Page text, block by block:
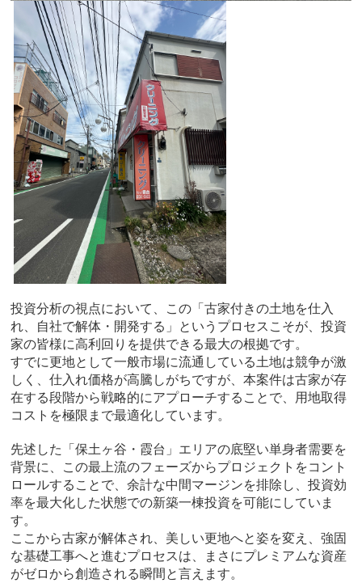
投資分析の視点において、この「古家付きの土地を仕入
れ、自社で解体・開発する」というプロセスこそが、投資
家の皆様に高利回りを提供できる最大の根拠です。
すでに更地として一般市場に流通している土地は競争が激
しく、仕入れ価格が高騰しがちですが、本案件は古家が存
在する段階から戦略的にアプローチすることで、用地取得
コストを極限まで最適化しています。
先述した「保土ヶ谷・霞台」エリアの底堅い単身者需要を
背景に、この最上流のフェーズからプロジェクトをコント
ロールすることで、余計な中間マージンを排除し、投資効
率を最大化した状態での新築一棟投資を可能にしていま
す。
ここから古家が解体され、美しい更地へと姿を変え、強固
な基礎工事へと進むプロセスは、まさにプレミアムな資産
がゼロから創造される瞬間と言えます。